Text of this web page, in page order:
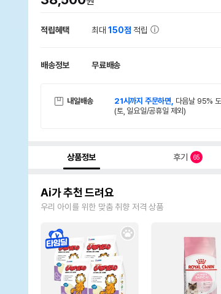
적립혜택 최대150점 적립
배송정보 무료배송
내일배송 21시까지 주문하면, 다음날 95%
(토, 일요일/공휴일 제외)
상품정보 후기 65
Ai가 추천 드려요
우리 아이를 위한 맞춤 취향 저격 상품